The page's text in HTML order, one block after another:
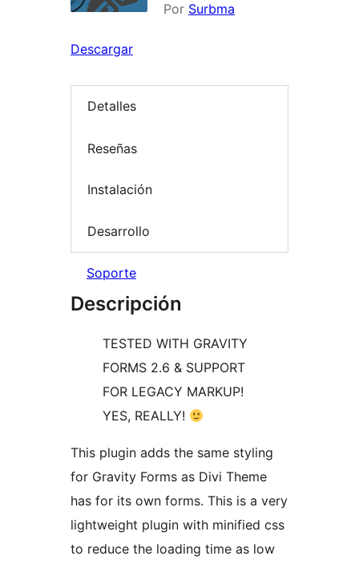
Por Surbma
Descargar
Detalles
Reseñas
Instalación
Desarrollo
Soporte
Descripción
TESTED WITH GRAVITY
FORMS 2.6 & SUPPORT
FOR LEGACY MARKUP!
YES, REALLY!
This plugin adds the same styling
for Gravity Forms as Divi Theme
has for its own forms. This is a very
lightweight plugin with minified css
to reduce the loading time as low